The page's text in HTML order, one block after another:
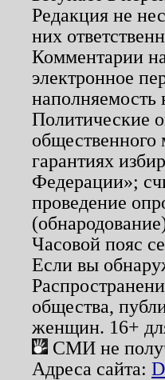
Редакция не
них
Комментарии
электронное
наполняемость
Политические
гарантиях
Федерации»;
проведение
Часовой пояс
Если вы
общества,
женщин. 16+
СМИ не
Адреса сайта: